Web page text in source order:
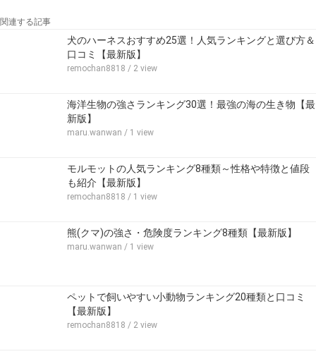
関連する記事
犬のハーネスおすすめ25選！人気ランキングと選び方＆
口コミ【最新版】
remochan8818 / 2 view
海洋生物の強さランキング30選！最強の海の生き物【最
新版】
maru.wanwan / 1 view
モルモットの人気ランキング8種類～性格や特徴と値段
も紹介【最新版】
remochan8818 / 1 view
熊(クマ)の強さ・危険度ランキング8種類【最新版】
maru.wanwan / 1 view
ペットで飼いやすい小動物ランキング20種類と口コミ
【最新版】
remochan8818 / 2 view